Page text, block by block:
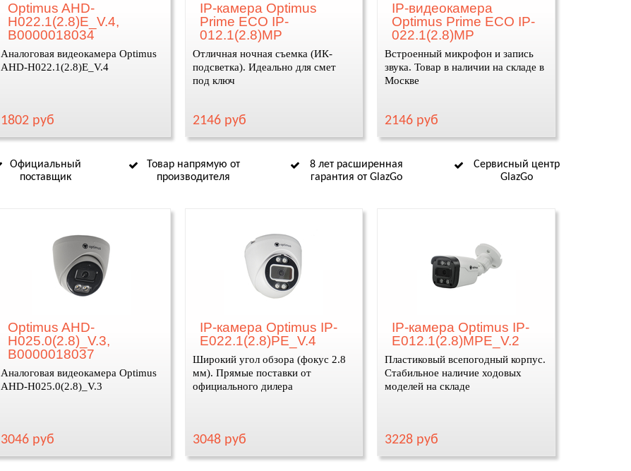
Optimus AHD-
H022.1(2.8)E_V.4,
В0000018034
Аналоговая видеокамера Optimus
AHD-H022.1(2.8)E_V.4
1802 руб
IP-камера Optimus
Prime ECO IP-
012.1(2.8)MP
Отличная ночная съемка (ИК-
подсветка). Идеально для смет
под ключ
2146 руб
IP-видеокамера
Optimus Prime ECO IP-
022.1(2.8)MP
Встроенный микрофон и запись
звука. Товар в наличии на складе в
Москве
2146 руб
Официальный
поставщик
Товар напрямую от
производителя
8 лет расширенная
гарантия от GlazGo
Сервисный центр
GlazGo
Optimus AHD-
H025.0(2.8)_V.3,
В0000018037
Аналоговая видеокамера Optimus
AHD-H025.0(2.8)_V.3
3046 руб
IP-камера Optimus IP-
E022.1(2.8)PE_V.4
Широкий угол обзора (фокус 2.8
мм). Прямые поставки от
официального дилера
3048 руб
IP-камера Optimus IP-
E012.1(2.8)MPE_V.2
Пластиковый всепогодный корпус.
Стабильное наличие ходовых
моделей на складе
3228 руб